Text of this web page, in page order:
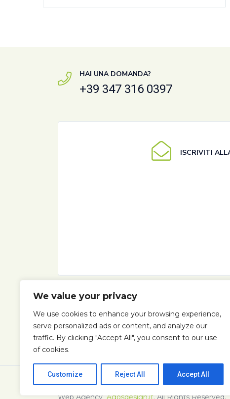
We value your privacy
We use cookies to enhance your browsing experience,
serve personalized ads or content, and analyze our
traffic. By clicking "Accept All", you consent to our use
of cookies.
Customize Reject All Accept All
HAI UNA DOMANDA?
+39 347 316 0397
ISCRIVITI
INFORMAZIONI AIUTO
Copyright © 2026 | Solo Bella Gente di Francesco
Web AgencyAgosdesign.it. All Rights Reserved.